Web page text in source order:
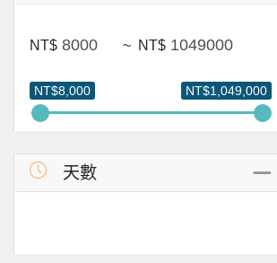
NT$ ~ NT$
NT$8,000 NT$1,049,000
天數